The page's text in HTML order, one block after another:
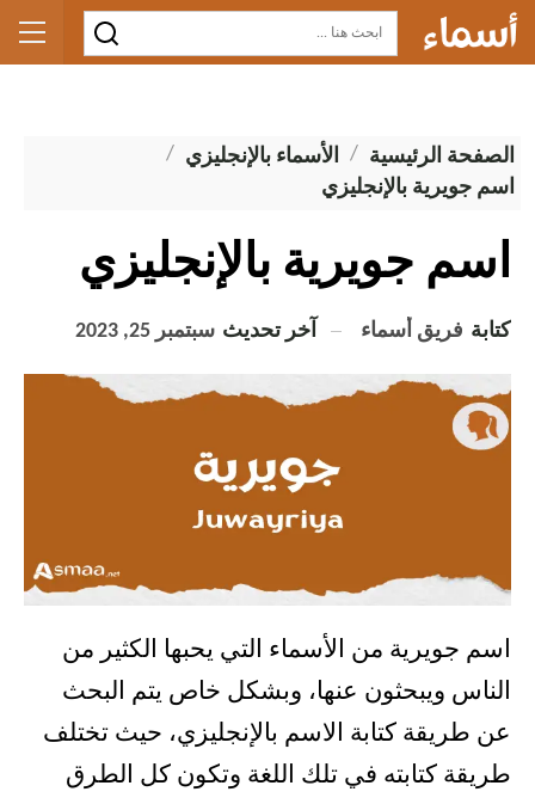
الصفحة الرئيسية
الأسماء بالإنجليزي
اسم جويرية بالإنجليزي
اسم جويرية بالإنجليزي
كتابة فريق أسماء آخر تحديث سبتمبر 25, 2023
اسم جويرية من الأسماء التي يحبها الكثير من
الناس ويبحثون عنها، وبشكل خاص يتم البحث
عن طريقة كتابة الاسم بالإنجليزي، حيث تختلف
طريقة كتابته في تلك اللغة وتكون كل الطرق